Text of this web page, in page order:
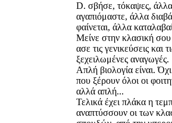
D. σβήσε, τόκαψες,
αγαπιόμαστε, άλλα
φαίνεται, άλλα
Μείνε στην κλασική σου
ασε τις γενικεύσεις και
ξεχειλωμένες αναγωγές.
Απλή βιολογία είναι.
που ξέρουν όλοι οι
αλλά απλή...
Τελικά έχει πλάκα η
αναπτύσσουν οι των